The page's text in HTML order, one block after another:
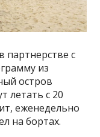
партнерстве с
из
остров
летать с 20
еженедельно
на бортах.